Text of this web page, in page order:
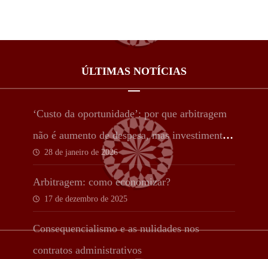
ÚLTIMAS NOTÍCIAS
‘Custo da oportunidade’: por que arbitragem
não é aumento de despesa, mas investimento
estratégico
28 de janeiro de 2026
Arbitragem: como economizar?
17 de dezembro de 2025
Consequencialismo e as nulidades nos
contratos administrativos